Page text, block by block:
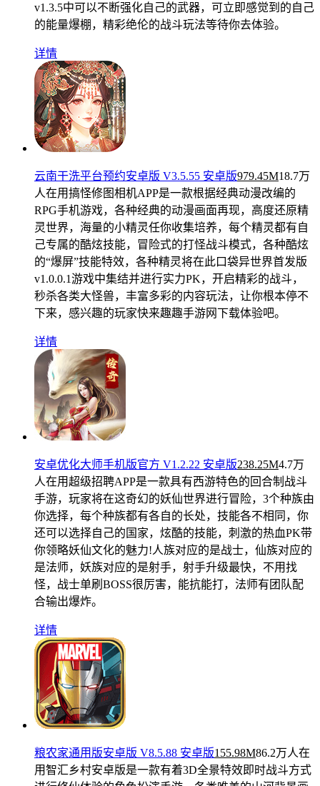
v1.3.5中可以不断强化自己的武器，可立即感觉到的自己
的能量爆棚，精彩绝伦的战斗玩法等待你去体验。
详情
云南干洗平台预约安卓版 V3.5.55 安卓版979.45M18.7万
人在用搞怪修图相机APP是一款根据经典动漫改编的
RPG手机游戏，各种经典的动漫画面再现，高度还原精
灵世界，海量的小精灵任你收集培养，每个精灵都有自
己专属的酷炫技能，冒险式的打怪战斗模式，各种酷炫
的“爆屏”技能特效，各种精灵将在此口袋异世界首发版
v1.0.0.1游戏中集结并进行实力PK，开启精彩的战斗，
秒杀各类大怪兽，丰富多彩的内容玩法，让你根本停不
下来，感兴趣的玩家快来趣趣手游网下载体验吧。
详情
安卓优化大师手机版官方 V1.2.22 安卓版238.25M4.7万
人在用超级招聘APP是一款具有西游特色的回合制战斗
手游，玩家将在这奇幻的妖仙世界进行冒险，3个种族由
你选择，每个种族都有各自的长处，技能各不相同，你
还可以选择自己的国家，炫酷的技能，刺激的热血PK带
你领略妖仙文化的魅力!人族对应的是战士，仙族对应的
是法师，妖族对应的是射手，射手升级最快，不用找
怪，战士单刷BOSS很厉害，能抗能打，法师有团队配
合输出爆炸。
详情
粮农家通用版安卓版 V8.5.88 安卓版155.98M86.2万人在
用智汇乡村安卓版是一款有着3D全景特效即时战斗方式